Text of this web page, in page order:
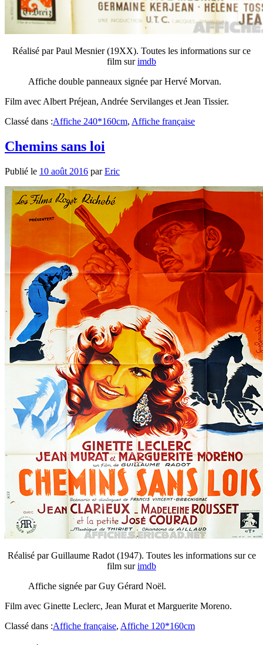
Réalisé par Paul Mesnier (19XX). Toutes les informations sur ce
film surimdb
Affiche double panneaux signée par Hervé Morvan.
Film avec Albert Préjean, Andrée Servilanges et Jean Tissier.
Classé dans :Affiche 240*160cm, Affiche française
Chemins sans loi
Publié le 10 août 2016 parEric
Réalisé par Guillaume Radot (1947). Toutes les informations sur ce
film surimdb
Affiche signée par Guy Gérard Noël.
Film avec Ginette Leclerc, Jean Murat et Marguerite Moreno.
Classé dans :Affiche française, Affiche 120*160cm